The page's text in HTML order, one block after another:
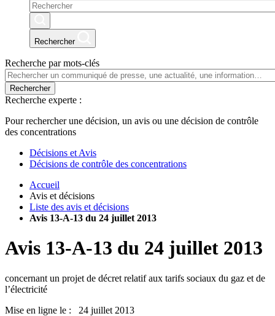
Rechercher
Recherche par mots-clés
Rechercher
Recherche experte :
Pour rechercher une décision, un avis ou une décision de contrôle
des concentrations
Décisions et Avis
Décisions de contrôle des concentrations
Accueil
Avis et décisions
Liste des avis et décisions
Avis 13-A-13 du 24 juillet 2013
Avis 13-A-13 du 24 juillet 2013
concernant un projet de décret relatif aux tarifs sociaux du gaz et de
l’électricité
Mise en ligne le : 24 juillet 2013